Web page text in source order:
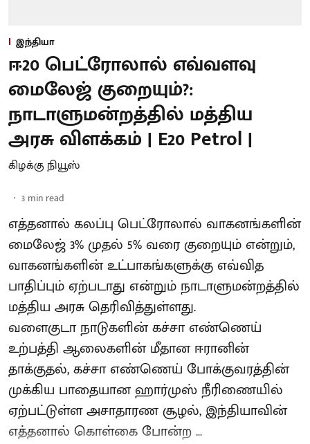
இந்தியா
ஈ20 பெட்ரோலால் எவ்வளவு
மைலேஜ் குறையும்?:
நாடாளுமன்றத்தில் மத்திய
அரசு விளக்கம் | E20 Petrol |
கிழக்கு நியூஸ்
3 min read
எத்தனால் கலப்பு பெட்ரோலால் வாகனங்களின்
மைலேஜ் 3% முதல் 5% வரை குறையும் என்றும்,
வாகனங்களின் உட்பாகங்களுக்கு எவ்வித
பாதிப்பும் ஏற்படாது என்றும் நாடாளுமன்றத்தில்
மத்திய அரசு தெரிவித்துள்ளது.
வளைகுடா நாடுகளின் கச்சா எண்ணெய்
உற்பத்தி ஆலைகளின் மீதான ஈரானின்
தாக்குதல், கச்சா எண்ணெய் போக்குவரத்தின்
முக்கிய பாதையான ஹார்முஸ் நீரிணையில்
ஏற்பட்டுள்ள அசாதாரண சூழல், இந்தியாவின்
எத்தனால் கொள்கை போன்ற ...